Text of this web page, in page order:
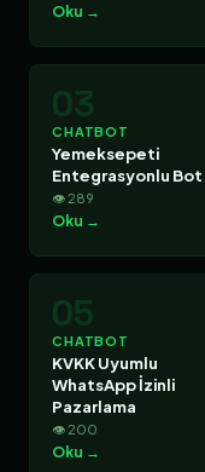
Oku →
03
CHATBOT
Yemeksepeti
Entegrasyonlu Bot
👁 289
Oku →
05
CHATBOT
KVKK Uyumlu
WhatsApp İzinli
Pazarlama
👁 200
Oku →